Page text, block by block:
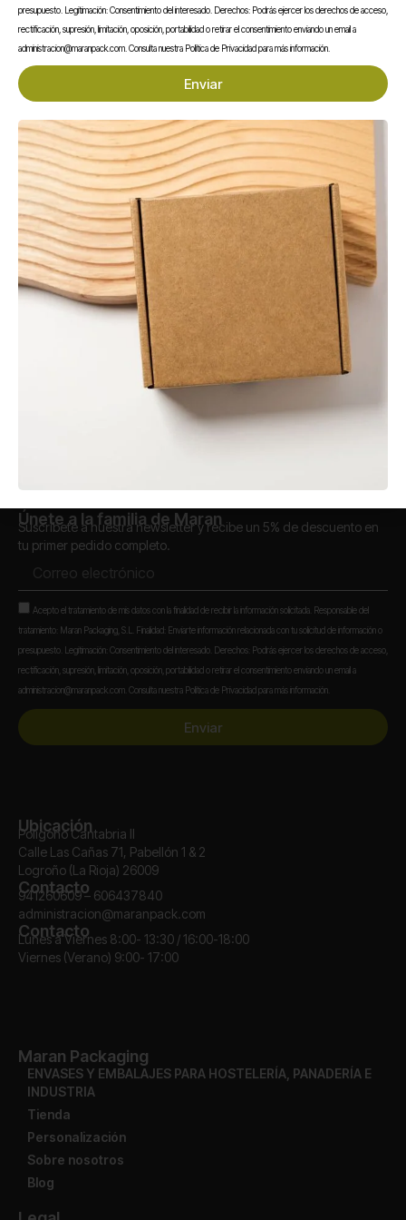
En stock
Envase Sándwich Kraft
con Ventana
En stock
Agitador de Madera
Enfundado 140 mm
Salsero PP 120 ml con
En stock
Compostable 170 mm
0,04€ Sin IVA
Únete a la familia de Maran
Suscríbete a nuestra newsletter y recibe un 5% de descuento en
tu primer pedido completo.
electrónico
Aceptación
Acepto el tratamiento de mis datos con la finalidad de recibir la información solicitada. Responsable del
tratamiento: Maran Packaging, S.L. Finalidad: Enviarte información relacionada con tu solicitud de información o
presupuesto. Legitimación: Consentimiento del interesado. Derechos: Podrás ejercer los derechos de acceso,
rectificación, supresión, limitación, oposición, portabilidad o retirar el consentimiento enviando un email a
administracion@maranpack.com. Consulta nuestra Política de Privacidad para más información.
Enviar
Ubicación
Polígono Cantabria II
Calle Las Cañas 71, Pabellón 1 & 2
Logroño (La Rioja) 26009
Contacto
941260609 – 606437840
administracion@maranpack.com
Contacto
Lunes a Viernes 8:00- 13:30 / 16:00-18:00
Viernes (Verano) 9:00- 17:00
Maran Packaging
ENVASES Y EMBALAJES PARA HOSTELERÍA, PANADERÍA E
INDUSTRIA
Tienda
Personalización
Sobre nosotros
Blog
presupuesto. Legitimación: Consentimiento del interesado. Derechos: Podrás ejercer los derechos de acceso,
rectificación, supresión, limitación, oposición, portabilidad o retirar el consentimiento enviando un email a
administracion@maranpack.com. Consulta nuestra Política de Privacidad para más información.
Enviar